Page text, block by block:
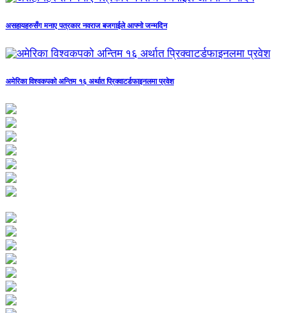
असहायहरुसँग मनाए पत्रकार नवराज बजगाईले आफ्नो जन्मदिन
अमेरिका विश्वकपको अन्तिम १६ अर्थात प्रिक्वाटर्डफाइनलमा प्रवेश